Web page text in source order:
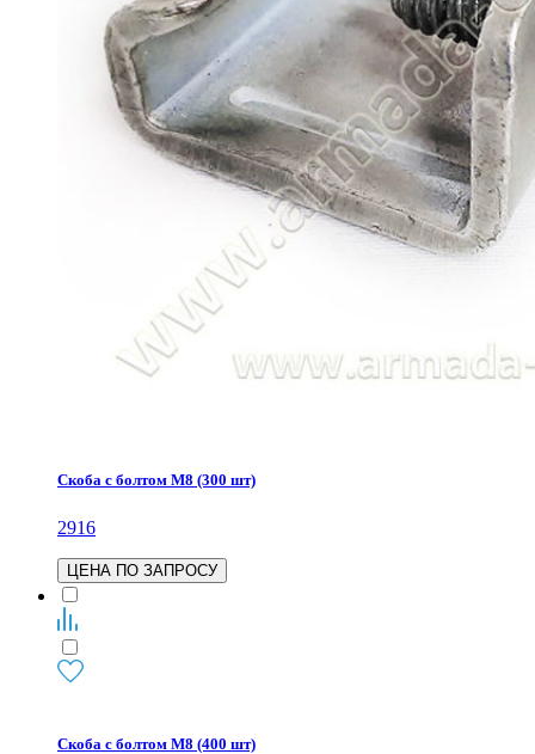
Скоба с болтом М8 (300 шт)
2916
ЦЕНА ПО ЗАПРОСУ
Скоба с болтом М8 (400 шт)